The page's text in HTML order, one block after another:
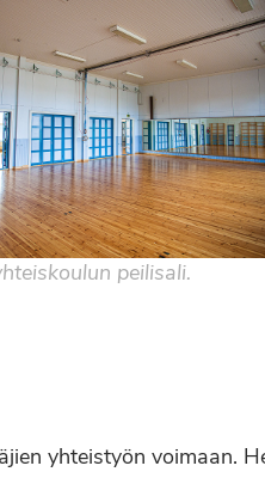
peilisali.
yhteistyön voimaan.